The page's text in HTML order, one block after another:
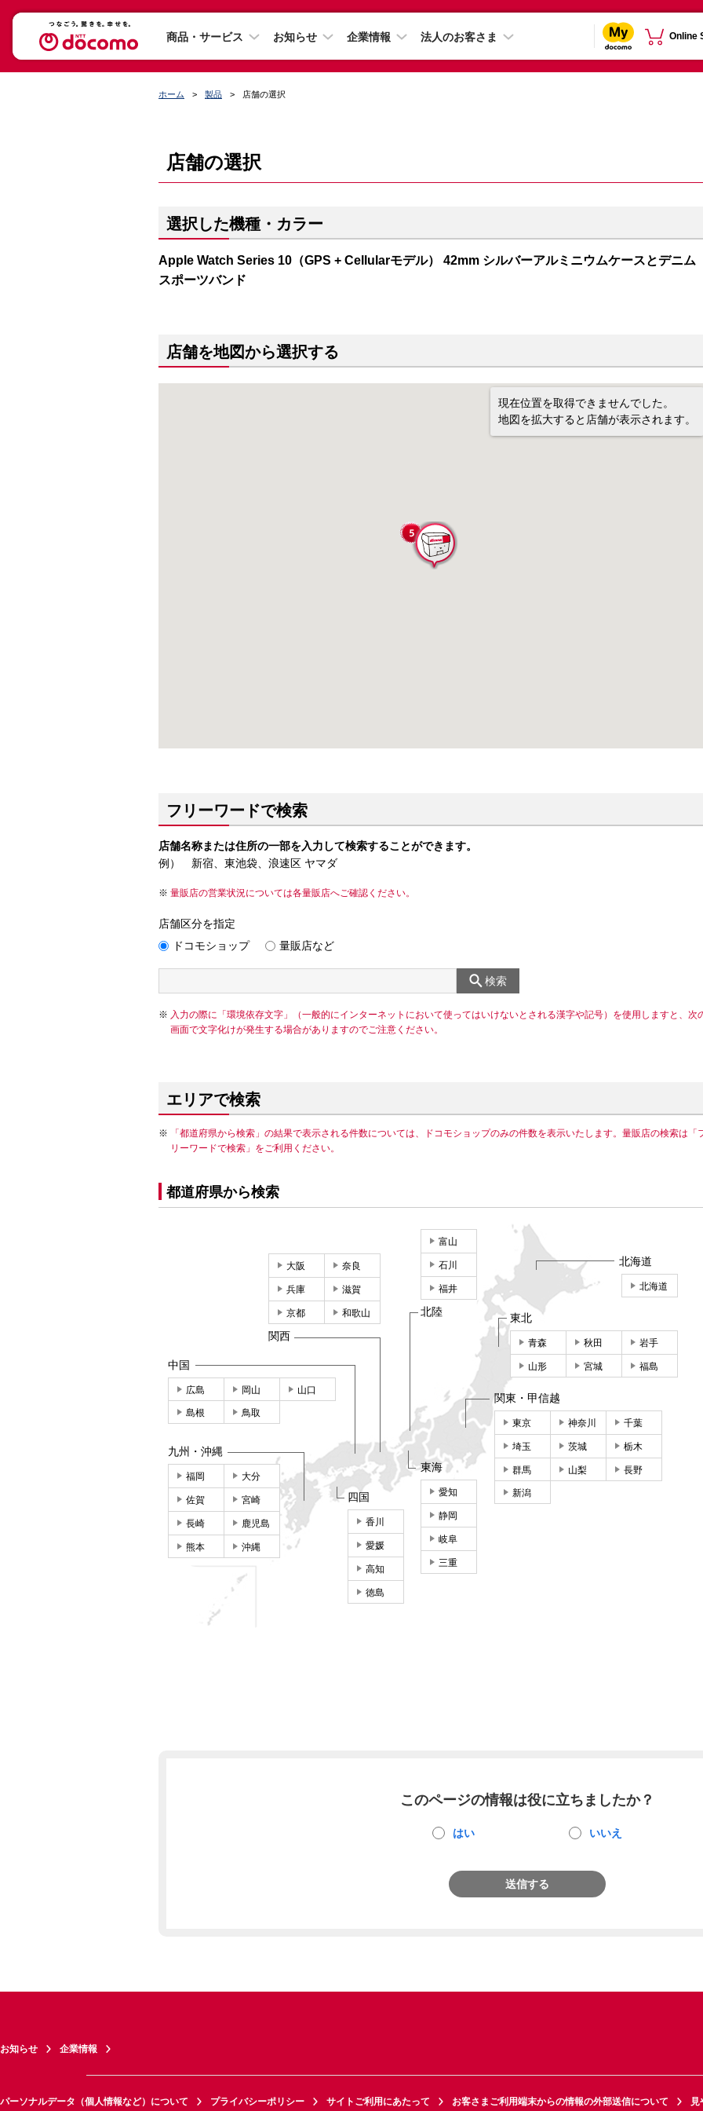
商品・サービス お知らせ 企業情報 法人のお客さま Online
ホーム 製品 店舗の選択
店舗の選択
選択した機種・カラー
Apple Watch Series 10（GPS + Cellularモデル） 42mm シルバーアルミニウムケースとデニム
スポーツバンド
店舗を地図から選択する
現在位置を取得できませんでした。
地図を拡大すると店舗が表示されます。
フリーワードで検索
店舗名称または住所の一部を入力して検索することができます。
例） 新宿、東池袋、浪速区 ヤマダ
量販店の営業状況については各量販店へご確認ください。
店舗区分を指定
ドコモショップ
量販店など
検索
入力の際に「環境依存文字」（一般的にインターネットにおいて使ってはいけないとされる漢字や記号）を使用しますと、次
画面で文字化けが発生する場合がありますのでご注意ください。
エリアで検索
「都道府県から検索」の結果で表示される件数については、ドコモショップのみの件数を表示いたします。量販店の検索は「
リーワードで検索」をご利用ください。
都道府県から検索
北海道
北海道
東北
青森 秋田 岩手
山形 宮城 福島
関東・甲信越
東京 神奈川 千葉
埼玉 茨城 栃木
群馬 山梨 長野
新潟
東海
愛知
静岡
岐阜
三重
富山
石川
福井
北陸
大阪 奈良
兵庫 滋賀
京都 和歌山
関西
中国
広島 岡山 山口
島根 鳥取
四国
香川
愛媛
高知
徳島
九州・沖縄
福岡 大分
佐賀 宮崎
長崎 鹿児島
熊本 沖縄
このページの情報は役に立ちましたか？
はい いいえ
送信する
お知らせ 企業情報
パーソナルデータ（個人情報など）について プライバシーポリシー サイトご利用にあたって お客さまご利用端末からの情報の外部送信について 見